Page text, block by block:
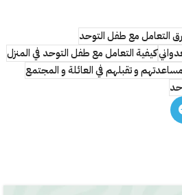
التعامل مع طفل التوحد
كيفية التعامل مع طفل التوحد في المنزل
و تقبلهم في العائلة و المجتمع